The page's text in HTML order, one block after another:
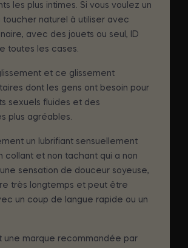
les plus intimes. Si vous voulez un
toucher naturel à utiliser avec
avec des jouets ou seul, ID
toutes les cases.
et ce glissement
dont les gens ont besoin pour
sexuels fluides et des
plus agréables.
un lubrifiant sensuellement
collant et non tachant qui a non
sensation de douceur soyeuse,
très longtemps et peut être
un coup de langue rapide ou un
une marque recommandée par